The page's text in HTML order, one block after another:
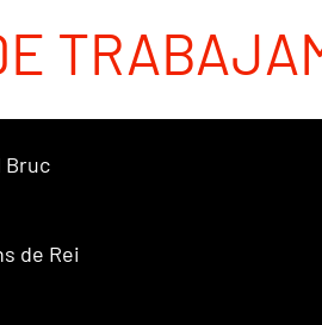
Bruc
de Rei